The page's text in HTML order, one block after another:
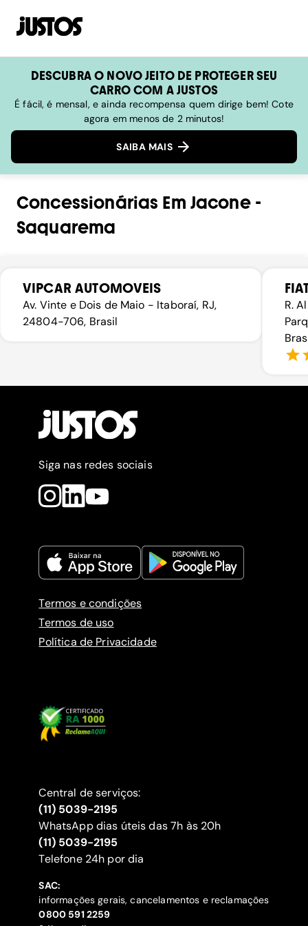
DESCUBRA O NOVO JEITO DE PROTEGER SEU
CARRO COM A JUSTOS
É fácil, é mensal, e ainda recompensa quem dirige bem! Cote
agora em menos de 2 minutos!
SAIBA MAIS
Concessionárias Em Jacone-
Saquarema
VIPCAR AUTOMOVEIS
Av. Vinte e Dois de Maio - Itaboraí, RJ,
24804-706, Brasil
R.
Siga nas redes sociais
Termos e condições
Termos de uso
Política de Privacidade
Central de serviços:
(11) 5039-2195
WhatsApp dias úteis das 7h às 20h
(11) 5039-2195
‍Telefone 24h por dia
SAC:
informações gerais, cancelamentos e reclamações
‍0800 591 2259